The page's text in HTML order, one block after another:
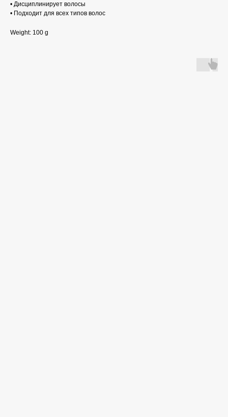
• Дисциплинирует волосы
• Подходит для всех типов волос
Weight: 100 g